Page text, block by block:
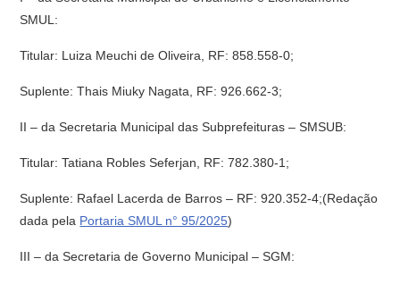
SMUL:
Titular: Luiza Meuchi de Oliveira, RF: 858.558-0;
Suplente: Thais Miuky Nagata, RF: 926.662-3;
II – da Secretaria Municipal das Subprefeituras – SMSUB:
Titular: Tatiana Robles Seferjan, RF: 782.380-1;
Suplente: Rafael Lacerda de Barros – RF: 920.352-4;(Redação
dada pela Portaria SMUL n° 95/2025)
III – da Secretaria de Governo Municipal – SGM: